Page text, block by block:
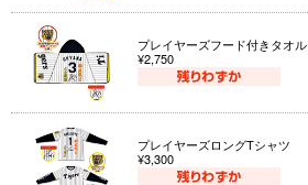
プレイヤーズフード付きタオル
¥2,750
プレイヤーズロングTシャツ
¥3,300